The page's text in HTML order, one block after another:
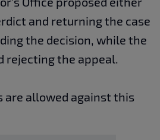
and returning the case
the decision, while the
rejecting the appeal.
are allowed against this